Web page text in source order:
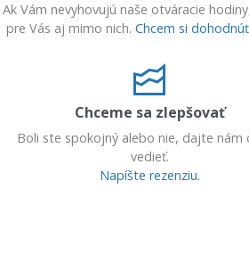
Ak Vám nevyhovujú naše otváracie
pre Vás aj mimo nich. Chcem si
Chceme sa zlepšovať
Boli ste spokojný alebo nie, dajte nám
vedieť.
Napíšte rezenziu.